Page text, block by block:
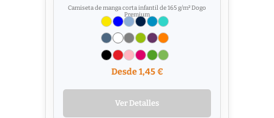
Camiseta de manga corta infantil de 165 g/m² Dogo
Premium
Desde 1,45 €
Ver Detalles